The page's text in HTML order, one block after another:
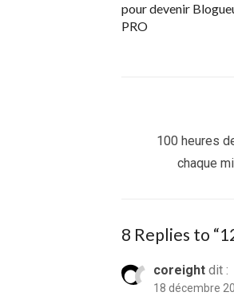
pour devenir
PRO
l’article
Previous
post:
100 heures
chaque
8 Replies to “
coreight dit :
18 décembre